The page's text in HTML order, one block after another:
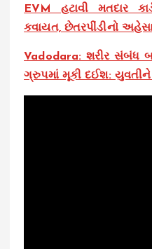
EVM હટાવી મતદાર
કવાયત, છેતરપીંડીનો
Vadodara: શરીર સંબંધ
ગ્રુપમાં મૂકી દઈશ: